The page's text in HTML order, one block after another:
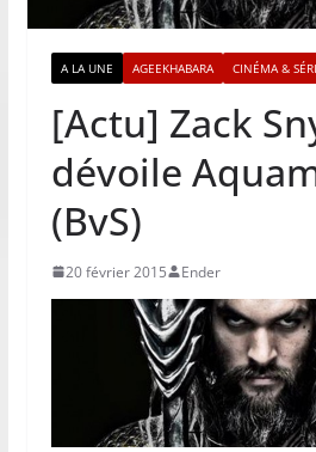
A LA UNE AGEEKHABARA CINÉMA &
[Actu] Zack
dévoile
(BvS)
20 février 2015 Ender